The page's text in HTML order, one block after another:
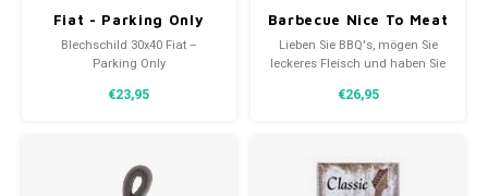
Fiat - Parking Only
metall-wandplatte
30x40 cm
Blechschild 30x40 Fiat –
Parking Only
€23,95
Barbecue Nice To Meat
You Metallwandplatte
30x40 cm
Lieben Sie BBQ's, mögen Sie
leckeres Fleisch und haben Sie
dieses Metallschild Barbecue
Fall fehlen.
€26,95